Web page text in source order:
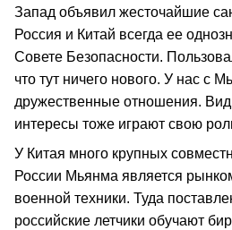
Запад объявил жесточайшие
Россия и Китай всегда ее
Совете Безопасности.
что тут ничего нового. У нас с
дружественные отношения.
интересы тоже играют свою
У Китая много крупных
России Мьянма является
военной техники. Туда
российские летчики обучают